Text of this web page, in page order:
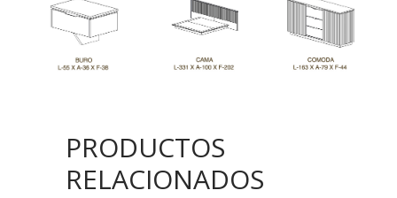
PRODUCTOS
RELACIONADOS